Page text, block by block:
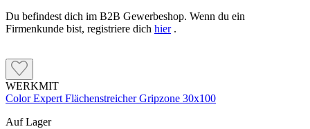
Du befindest dich im B2B Gewerbeshop. Wenn du ein
Firmenkunde bist, registriere dich hier.
WERKMIT
Color Expert Flächenstreicher Gripzone 30x100
Auf Lager